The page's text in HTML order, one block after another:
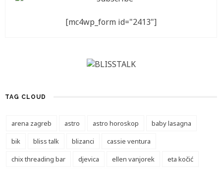
[mc4wp_form id="2413"]
TAG CLOUD
arena zagreb astro astro horoskop
baby lasagna
bik
bliss talk blizanci
cassie ventura
chix threading bar
djevica ellen vanjorek
eta kočić